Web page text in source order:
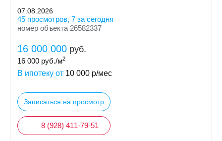
07.08.2026
45 просмотров, 7 за сегодня
номер объекта 26582337
16 000 000 руб.
16 000 руб./м2
В ипотеку от 10 000 р/мес
Записаться на просмотр
8 (928) 411-79-51